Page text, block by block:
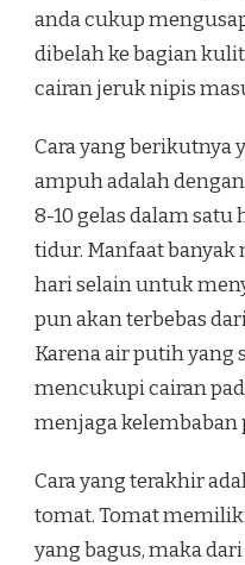
anda cukup
dibelah ke bagian
cairan jeruk nipis
Cara yang berikutnya
ampuh adalah
8-10 gelas dalam
tidur. Manfaat
hari selain untuk
pun akan terbebas
Karena air putih yang
mencukupi cairan
menjaga kelembaban
Cara yang terakhir
tomat. Tomat
yang bagus, maka